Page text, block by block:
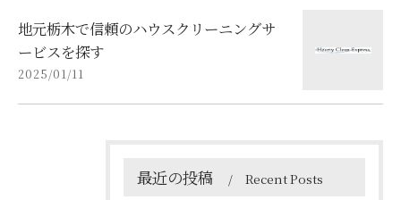
地元栃木で信頼のハウスクリーニングサ
ービスを探す
2025/01/11
最近の投稿 Recent Posts